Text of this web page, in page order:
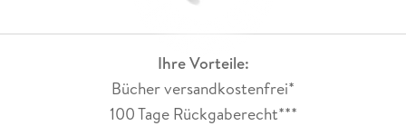
Ihre Vorteile:
Bücher versandkostenfrei*
100 Tage Rückgaberecht***